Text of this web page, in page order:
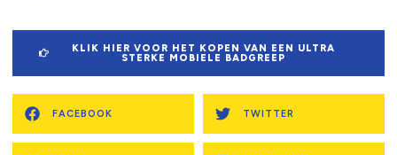
KLIK HIER VOOR HET KOPEN VAN EEN ULTRA
STERKE MOBIELE BADGREEP
FACEBOOK TWITTER